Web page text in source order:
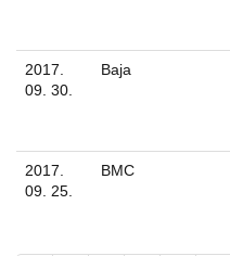
2017.
09. 30.
Baja
2017.
09. 25.
BMC